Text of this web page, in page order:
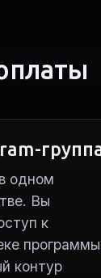
одном
Вы
к
контур